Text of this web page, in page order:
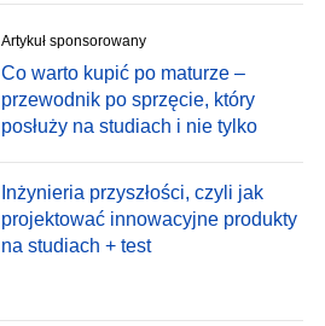
Artykuł sponsorowany
Co warto kupić po maturze –
przewodnik po sprzęcie, który
posłuży na studiach i nie tylko
Inżynieria przyszłości, czyli jak
projektować innowacyjne produkty
na studiach + test